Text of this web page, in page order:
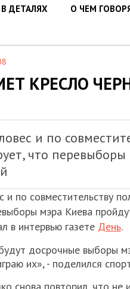
В ДЕТАЛЯХ О ЧЕМ
КРЕСЛО
и по
что
и по совместительству
мэра Киева
в интервью газете День.
досрочные выборы
их», - поделился